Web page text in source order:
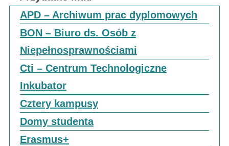
APD – Archiwum prac dyplomowych
BON – Biuro ds. Osób z
Niepełnosprawnościami
Cti – Centrum Technologiczne
Inkubator
Cztery kampusy
Domy studenta
Erasmus+